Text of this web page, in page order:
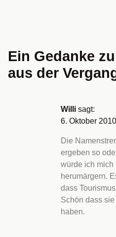
Ein Gedanke
aus der
Willi sagt:
6. Oktober
Die
ergeben so
würde ich mich
herumärgern.
dass
Schön dass
haben.